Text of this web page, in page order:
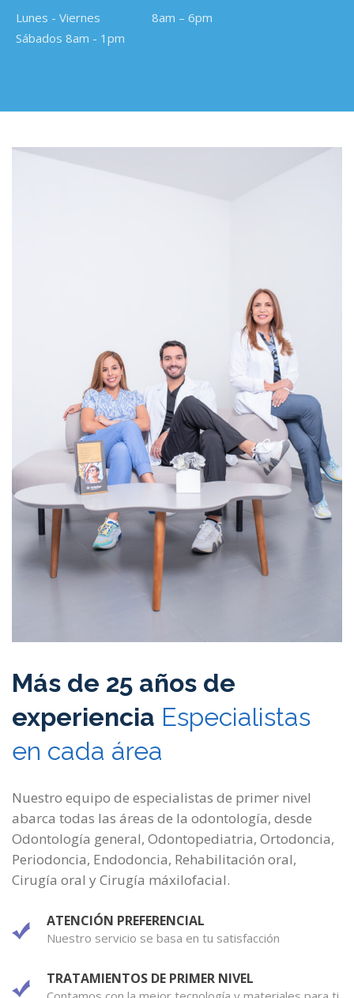
Lunes - Viernes
8am – 6pm
Sábados 8am - 1pm
Más de 25 años de
experiencia Especialistas
en cada área
Nuestro equipo de especialistas de primer nivel
abarca todas las áreas de la odontología, desde
Odontología general, Odontopediatria, Ortodoncia,
Periodoncia, Endodoncia, Rehabilitación oral,
Cirugía oral y Cirugía máxilofacial.
ATENCIÓN PREFERENCIAL
Nuestro servicio se basa en tu satisfacción
TRATAMIENTOS DE PRIMER NIVEL